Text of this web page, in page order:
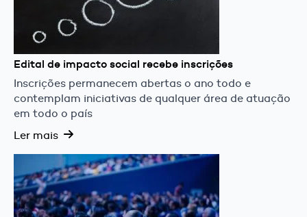
Edital de impacto social recebe inscrições
Inscrições permanecem abertas o ano todo e
contemplam iniciativas de qualquer área de atuação
em todo o país
Ler mais